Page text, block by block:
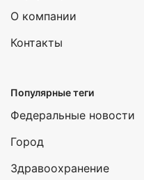
О компании
Контакты
Популярные теги
Федеральные новости
Город
Здравоохранение